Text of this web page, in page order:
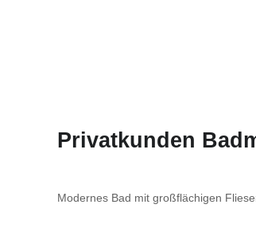
Privatkunden
Modernes Bad mit großflächigen